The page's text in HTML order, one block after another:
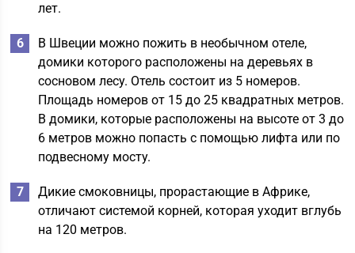
лет.
В Швеции можно пожить в необычном отеле,
домики которого расположены на деревьях в
сосновом лесу. Отель состоит из 5 номеров.
Площадь номеров от 15 до 25 квадратных метров.
В домики, которые расположены на высоте от 3 до
6 метров можно попасть с помощью лифта или по
подвесному мосту.
Дикие смоковницы, прорастающие в Африке,
отличают системой корней, которая уходит вглубь
на 120 метров.